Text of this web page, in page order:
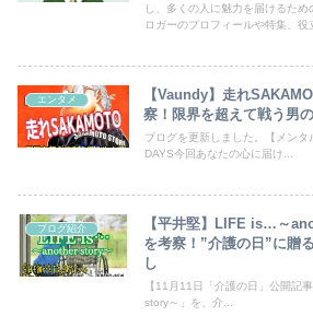
し、多くの人に魅力を届けるた
ロガーのプロフィールや特集、
エンタメ
【Vaundy】走れ
察！限界を超えて戦う男
ブログを更新しました。【メン
DAYS今回あなたの心に届け...
ブログ紹介
【平井堅】LIFE is…～
を考察！”介護の日”に贈
し
【11月11日「介護の日」公開記
story～」を、介...